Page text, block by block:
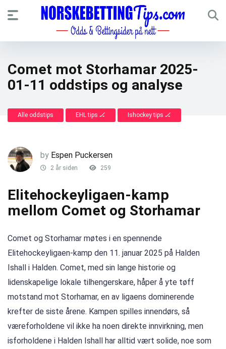
Comet mot Storhamar 2025-
01-11 oddstips og analyse
Alle oddstips EHL tips 🏒 Ishockey tips 🏒
by Espen Puckersen
2 år siden 259
Elitehockeyligaen-kamp
mellom Comet og Storhamar
Comet og Storhamar møtes i en spennende
Elitehockeyligaen-kamp den 11. januar 2025 på Halden
Ishall i Halden. Comet, med sin lange historie og
lidenskapelige lokale tilhengerskare, håper å yte tøff
motstand mot Storhamar, en av ligaens dominerende
krefter de siste årene. Kampen spilles innendørs, så
væreforholdene vil ikke ha noen direkte innvirkning, men
isforholdene i Halden Ishall har alltid vært solide, noe som